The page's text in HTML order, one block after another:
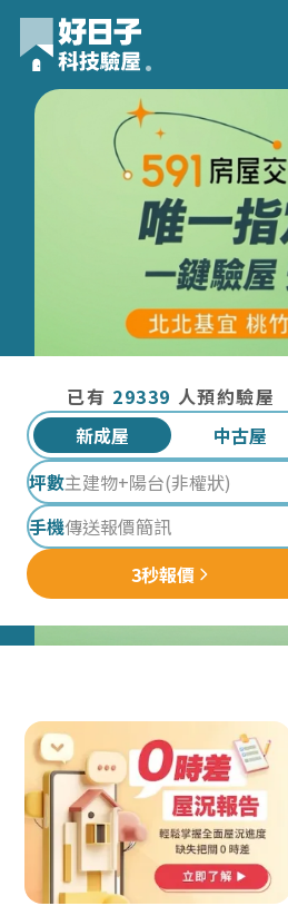
好日子科技驗屋｜專業新成屋/中古
已有 29339 人預約驗屋
新成屋
中古屋
坪數
手機
3秒報價